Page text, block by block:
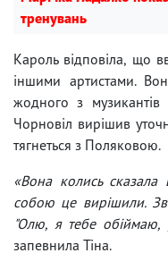
тренувань
Кароль відповіла, що
іншими артистами.
жодного з музикантів
Чорновіл вирішив
тягнеться з Поляковою.
«Вона колись
собою це вирішили.
"Олю, я тебе обіймаю,
запевнила Тіна.